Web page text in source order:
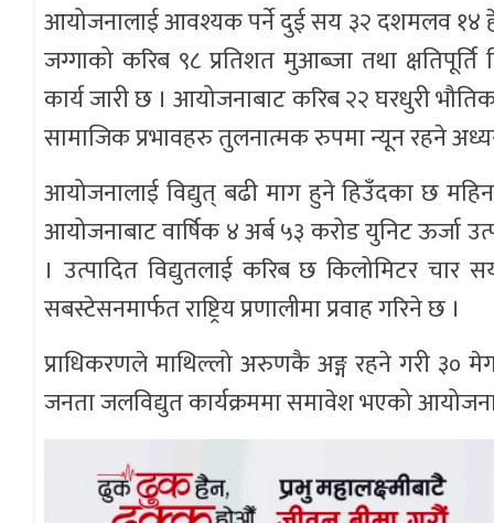
आयोजनालाई आवश्यक पर्ने दुई सय ३२ दशमलव १४
जग्गाको करिब ९८ प्रतिशत मुआब्जा तथा
कार्य जारी छ । आयोजनाबाट करिब २२ घरधुरी
सामाजिक प्रभावहरु तुलनात्मक रुपमा न्यून रहने
आयोजनालाई विद्युत् बढी माग हुने हिउँदका छ
आयोजनाबाट वार्षिक ४ अर्ब ५३ करोड युनिट ऊर्जा
। उत्पादित विद्युतलाई करिब छ किलोमिटर चार
सबस्टेसनमार्फत राष्ट्रिय प्रणालीमा प्रवाह गरिने छ ।
प्राधिकरणले माथिल्लो अरुणकै अङ्ग रहने गरी ३०
जनता जलविद्युत कार्यक्रममा समावेश भएको